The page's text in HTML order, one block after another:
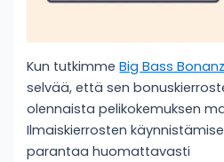
Kun tutkimmeBig Bass
selvää, että sen
olennaista pelikokemuksen
Ilmaiskierrosten
parantaa huomattavasti